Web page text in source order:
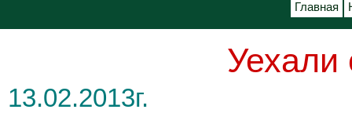
Главная
Уехали
13.02.2013г.